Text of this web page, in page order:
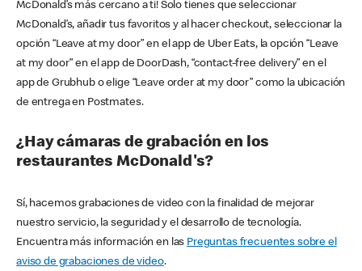
McDonald’s más cercano a ti! Solo tienes que seleccionar
McDonald’s, añadir tus favoritos y al hacer checkout, seleccionar la
opción “Leave at my door” en el app de Uber Eats, la opción “Leave
at my door” en el app de DoorDash, “contact-free delivery” en el
app de Grubhub o elige “Leave order at my door” como la ubicación
de entrega en Postmates.
¿Hay cámaras de grabación en los
restaurantes McDonald's?
Sí, hacemos grabaciones de video con la finalidad de mejorar
nuestro servicio, la seguridad y el desarrollo de tecnología.
Encuentra más información en las Preguntas frecuentes sobre el
aviso de grabaciones de video.